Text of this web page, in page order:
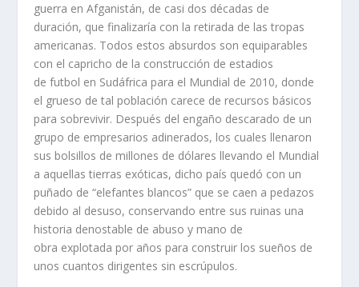
guerra en Afganistán, de casi dos décadas de
duración, que finalizaría con la retirada de las tropas
americanas. Todos estos absurdos son equiparables
con el capricho de la construcción de estadios
de futbol en Sudáfrica para el Mundial de 2010, donde
el grueso de tal población carece de recursos básicos
para sobrevivir. Después del engaño descarado de un
grupo de empresarios adinerados, los cuales llenaron
sus bolsillos de millones de dólares llevando el Mundial
a aquellas tierras exóticas, dicho país quedó con un
puñado de “elefantes blancos” que se caen a pedazos
debido al desuso, conservando entre sus ruinas una
historia denostable de abuso y mano de
obra explotada por años para construir los sueños de
unos cuantos dirigentes sin escrúpulos.